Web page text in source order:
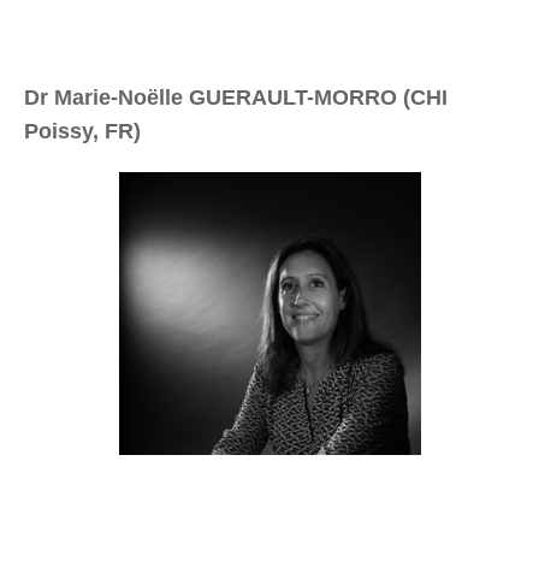
Dr Marie-Noëlle GUERAULT-MORRO (CHI
Poissy, FR)